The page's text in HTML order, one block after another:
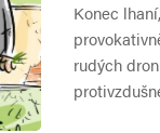
Konec
rudých